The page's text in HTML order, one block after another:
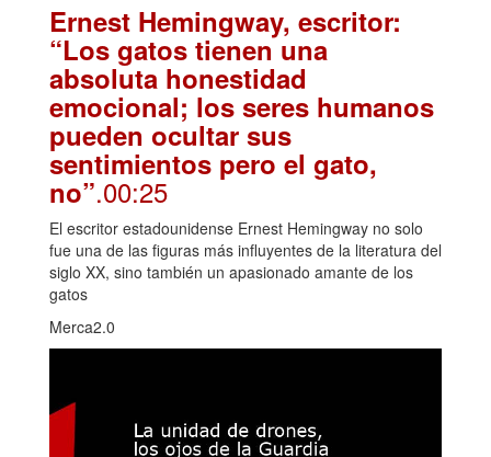
Ernest Hemingway, escritor:
“Los gatos tienen una
absoluta honestidad
emocional; los seres humanos
pueden ocultar sus
sentimientos pero el gato,
no”.00:25
El escritor estadounidense Ernest Hemingway no solo
fue una de las figuras más influyentes de la literatura del
siglo XX, sino también un apasionado amante de los
gatos
Merca2.0